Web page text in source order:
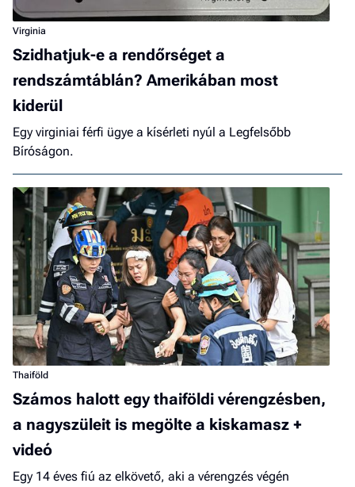
Virginia
Szidhatjuk-e a rendőrséget a
rendszámtáblán? Amerikában most
kiderül
Egy virginiai férfi ügye a kísérleti nyúl a Legfelsőbb
Bíróságon.
Thaiföld
Számos halott egy thaiföldi vérengzésben,
a nagyszüleit is megölte a kiskamasz +
videó
Egy 14 éves fiú az elkövető, aki a vérengzés végén